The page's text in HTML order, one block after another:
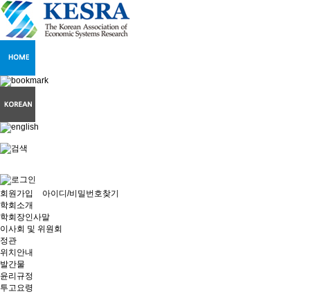
회원가입
아이디/비밀번호찾기
학회소개
학회장인사말
이사회 및 위원회
정관
위치안내
발간물
윤리규정
투고요령